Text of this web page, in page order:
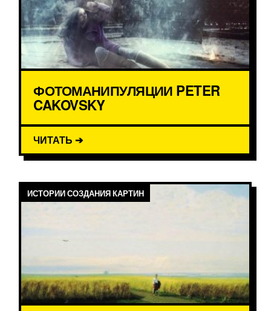
ФОТОМАНИПУЛЯЦИИ PETER
CAKOVSKY
ЧИТАТЬ ➔
ИСТОРИИ СОЗДАНИЯ КАРТИН